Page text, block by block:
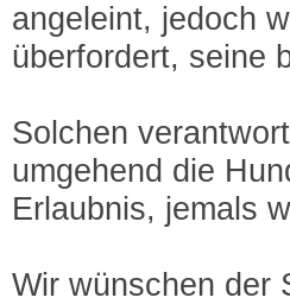
angeleint, jedoch
überfordert, seine
Solchen
umgehend die
Erlaubnis, jemals
Wir wünschen der